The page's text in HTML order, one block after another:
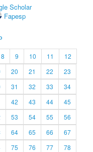
Scholar
Fapesp
8 9 10 11
12
20 21 22
23
31 32 33
34
42 43 44
45
53 54 55
56
64 65 66
67
75 76 77
78